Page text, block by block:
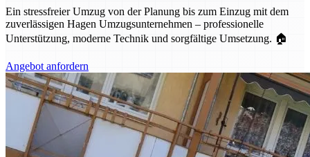
Ein stressfreier Umzug von der Planung bis zum Einzug mit dem
zuverlässigen Hagen Umzugsunternehmen – professionelle
Unterstützung, moderne Technik und sorgfältige Umsetzung. 🏠
Angebot anfordern